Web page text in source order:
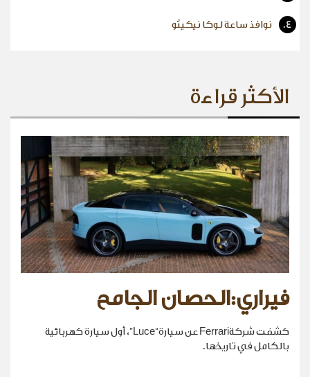
4. نوافذ ساعة لوكا نيكيتّو
الأكثر قراءة
فيراري:الحصان الجامح
كشفت شركةFerrari عن سيارة“Luce”، أول سيارة كهربائية
بالكامل في تاريخها.